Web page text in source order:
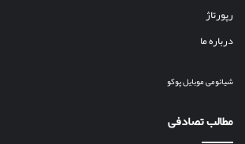
رپورتاژ
درباره ما
شیائومیموبایلپوکو
مطالب تصادفی